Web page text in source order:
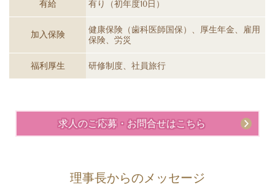
有給 有り（初年度10日）
加入保険
健康保険（歯科医師国保）、厚生年金、雇用
保険、労災
福利厚生 研修制度、社員旅行
求人のご応募・お問合せはこちら
理事長からのメッセージ